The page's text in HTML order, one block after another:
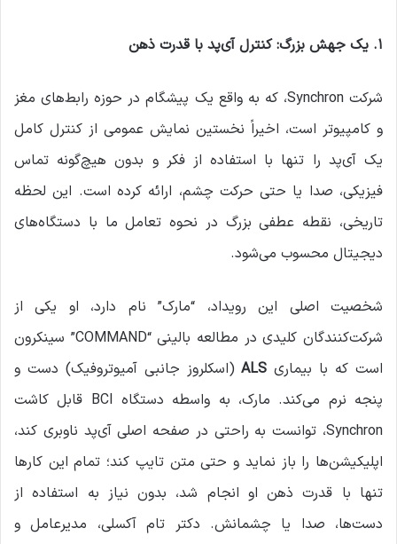
۱. یک جهش بزرگ: کنترل آی‌پد با قدرت ذهن
شرکت Synchron، که به واقع یک پیشگام در حوزه رابط‌های مغز
و کامپیوتر است، اخیراً نخستین نمایش عمومی از کنترل کامل
یک آی‌پد را تنها با استفاده از فکر و بدون هیچ‌گونه تماس
فیزیکی، صدا یا حتی حرکت چشم، ارائه کرده است. این لحظه
تاریخی، نقطه عطفی بزرگ در نحوه تعامل ما با دستگاه‌های
دیجیتال محسوب می‌شود.
شخصیت اصلی این رویداد، “مارک” نام دارد، او یکی از
شرکت‌کنندگان کلیدی در مطالعه بالینی “COMMAND” سینکرون
است که با بیماری ALS(اسکلروز جانبی آمیوتروفیک) دست و
پنجه نرم می‌کند. مارک، به واسطه دستگاه BCI قابل کاشت
Synchron، توانست به راحتی در صفحه اصلی آی‌پد ناوبری کند،
اپلیکیشن‌ها را باز نماید و حتی متن تایپ کند؛ تمام این کارها
تنها با قدرت ذهن او انجام شد، بدون نیاز به استفاده از
دست‌ها، صدا یا چشمانش. دکتر تام آکسلی، مدیرعامل و